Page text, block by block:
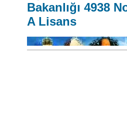
Bakanlığı 4938
A Lisans